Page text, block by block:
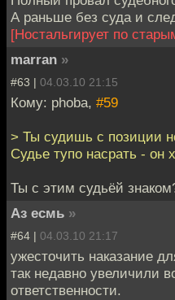
А раньше без суда и
[Ностальгирует по
marran »
#63 | 04.03.10 21:15
Кому: phoba, #59
> Ты судишь с позиции
Судье тупо насрать - он
Ты с этим судьёй
Аз есмь »
#64 | 04.03.10 21:17
ужесточить наказание
так недавно увеличили
ответственности.